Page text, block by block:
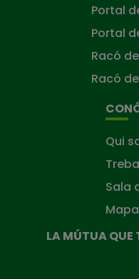
Portal
Portal
Racó
Racó
Qui
Sala
LA MÚTUA QUE